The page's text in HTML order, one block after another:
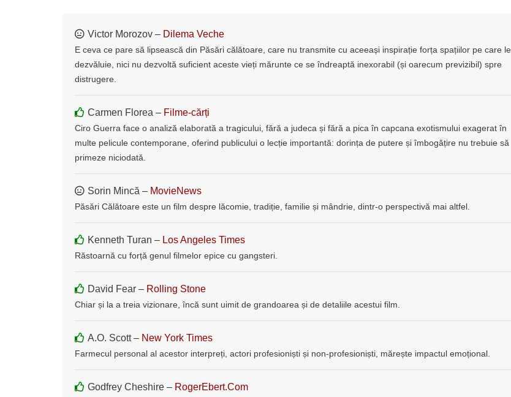
Victor Morozov – Dilema Veche
E ceva ce pare să lipsească din Păsări călătoare, care nu transmite cu aceeași inspirație forța spațiilor pe care le
dezvăluie, nici nu dezvoltă suficient aceste vieți mărunte ce se îndreaptă inexorabil (și oarecum previzibil) spre
distrugere.
Carmen Florea – Filme-cărți
Ciro Guerra face o analiză elaborată a tragicului, fără a judeca și fără a pica în capcana exotismului exagerat în
multe pelicule contemporane, oferind publicului o lecție importantă: dorința de putere și îmbogățire nu trebuie să
primeze niciodată.
Sorin Mincă – MovieNews
Păsări Călătoare este un film despre lăcomie, tradiție, familie și mândrie, dintr-o perspectivă mai altfel.
Kenneth Turan – Los Angeles Times
Răstoarnă cu forță genul filmelor epice cu gangsteri.
David Fear – Rolling Stone
Chiar și la a treia vizionare, încă sunt uimit de grandoarea și de detaliile acestui film.
A.O. Scott – New York Times
Farmecul personal al acestor interpreți, actori profesioniști și non-profesioniști, mărește impactul emoțional.
Godfrey Cheshire – RogerEbert.Com